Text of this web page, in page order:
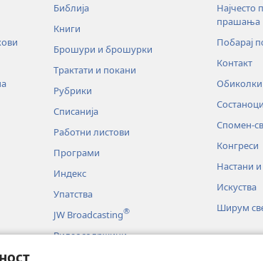
Библија
Книги
Брошури и брошурки
Трактати и покани
Рубрики
Списанија
Работни листови
Програми
Индекс
Упатства
JW Broadcasting®
Видеосодржини
Најчесто
прашања
Побарај
Контакт
Обиколки
Состаноци
Спомен-
Конгреси
Настани
Искуства
Ширум